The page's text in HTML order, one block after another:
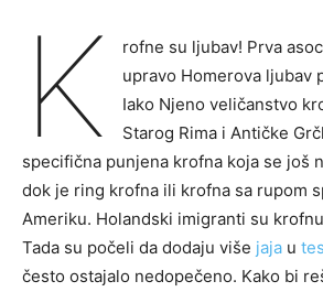
K
rofne su ljubav! Prva
upravo Homerova ljubav
Iako Njeno veličanstvo
Starog Rima i Antičke
specifična punjena krofna koja se još
dok je ring krofna ili krofna sa rupom
Ameriku. Holandski imigranti su
Tada su počeli da dodaju više jaja u
često ostajalo nedopečeno. Kako bi